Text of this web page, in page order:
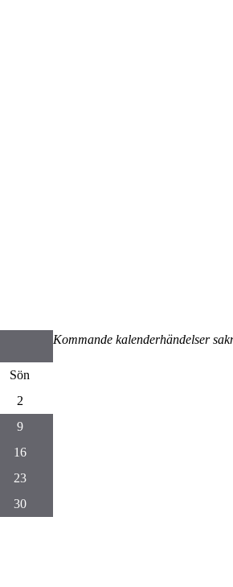
Kommande kalenderhändelser
Sön
2
9
16
23
30